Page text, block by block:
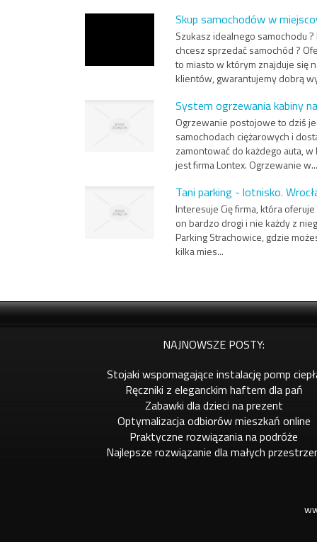
Skup samochodów w
Szukasz idealnego samochodu
chcesz sprzedać samochód ?
to miasto w którym znajduje się
klientów, gwarantujemy dobrą
System ogrzewania kabiny
Ogrzewanie postojowe to dziś
samochodach ciężarowych i
zamontować do każdego auta,
jest firma Lontex. Ogrzewanie
Tani parking - lotnisko.
Interesuje Cię firma, która
on bardzo drogi i nie każdy z
Parking Strachowice, gdzie
kilka mies...
NAJNOWSZE POSTY:
Stojaki wspomagające instalację pomp
Ręczniki z eleganckim haftem dla pań
Zabawki dla dzieci na prezent
Optymalizacja odbiorów mieszkań online
Praktyczne rozwiązania na podróże
Najlepsze rozwiązanie dla małych